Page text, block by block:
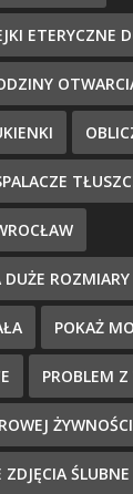
ETERYCZNE
ROZMIARY
POKAŻ
PROBLEM
ŻYWNOŚCI
ZDJĘCIA